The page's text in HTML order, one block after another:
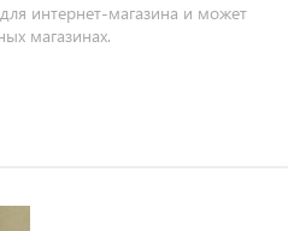
интернет-магазина и может
магазинах.